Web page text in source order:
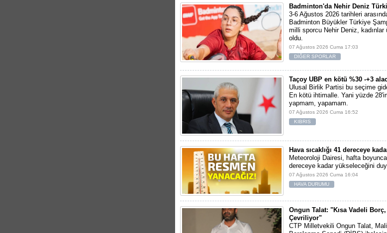
Badminton'da Nehir Deniz
3-6 Ağustos 2026 tarihleri
Badminton Büyükler Türkiye
milli sporcu Nehir Deniz,
oldu.
07 Ağustos 2026 Cuma 17:03
DİĞER SPORLAR
Taçoy UBP en kötü %30 -+3
Ulusal Birlik Partisi bu seçime
En kötü ihtimalle. Yani yüzde
yapmam, yapamam.
07 Ağustos 2026 Cuma 16:52
KIBRIS
Hava sıcaklığı 41 dereceye
Meteoroloji Dairesi, hafta
dereceye kadar yükseleceğini
07 Ağustos 2026 Cuma 16:04
HAVA DURUMU
Ongun Talat: "Kısa Vadeli
Çevriliyor"
CTP Milletvekili Ongun Talat,